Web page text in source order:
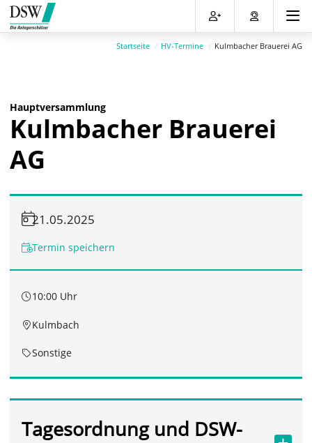
Direkt
zum
Inhalt
Direkt
zum
Hauptmenu
Direkt
zur
Suche
Direkt
zum
Footer
Startseite HV-Termine Kulmbacher Brauerei AG
Hauptversammlung
Kulmbacher Brauerei
AG
21.05.2025
Termin speichern
10:00 Uhr
Kulmbach
Sonstige
Tagesordnung und DSW-